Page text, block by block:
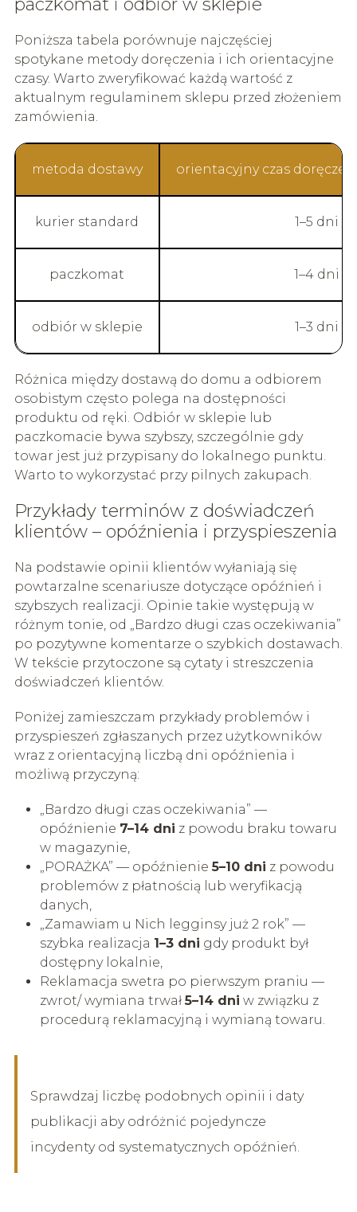
paczkomat i odbiór w sklepie
Poniższa tabela porównuje najczęściej
spotykane metody doręczenia i ich orientacyjne
czasy. Warto zweryfikować każdą wartość z
aktualnym regulaminem sklepu przed złożeniem
zamówienia.
metoda dostawy orientacyjny czas
kurier standard 1–5 dni
paczkomat 1–4 dni
odbiór w sklepie 1–3 dni
Różnica między dostawą do domu a odbiorem
osobistym często polega na dostępności
produktu od ręki. Odbiór w sklepie lub
paczkomacie bywa szybszy, szczególnie gdy
towar jest już przypisany do lokalnego punktu.
Warto to wykorzystać przy pilnych zakupach.
Przykłady terminów z doświadczeń
klientów – opóźnienia i przyspieszenia
Na podstawie opinii klientów wyłaniają się
powtarzalne scenariusze dotyczące opóźnień i
szybszych realizacji. Opinie takie występują w
różnym tonie, od „Bardzo długi czas oczekiwania”
po pozytywne komentarze o szybkich dostawach.
W tekście przytoczone są cytaty i streszczenia
doświadczeń klientów.
Poniżej zamieszczam przykłady problemów i
przyspieszeń zgłaszanych przez użytkowników
wraz z orientacyjną liczbą dni opóźnienia i
możliwą przyczyną:
„Bardzo długi czas oczekiwania” —
opóźnienie 7–14 dni z powodu braku towaru
w magazynie,
„PORAŻKA” — opóźnienie5–10 dni z powodu
problemów z płatnością lub weryfikacją
danych,
„Zamawiam u Nich legginsy już 2 rok” —
szybka realizacja 1–3 dni gdy produkt był
dostępny lokalnie,
Reklamacja swetra po pierwszym praniu —
zwrot/ wymiana trwał5–14 dni w związku z
procedurą reklamacyjną i wymianą towaru.
Sprawdzaj liczbę podobnych opinii i daty
publikacji aby odróżnić pojedyncze
incydenty od systematycznych opóźnień.